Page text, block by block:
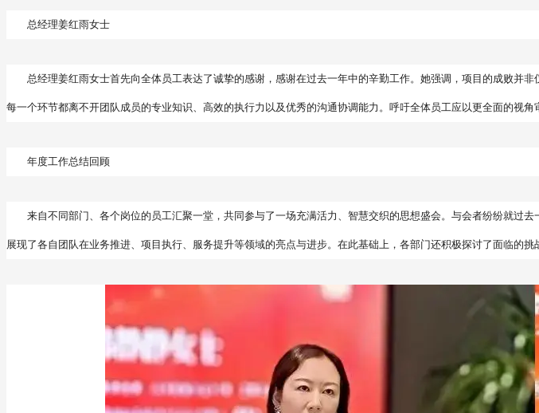
总经理姜红雨女士
总经理姜红雨女士首先向全体员工表达了诚挚的感谢，感谢在过去一年中的辛勤工作。她强调，项目的成败并
每一个环节都离不开团队成员的专业知识、高效的执行力以及优秀的沟通协调能力。呼吁全体员工应以更全面的视
年度工作总结回顾
来自不同部门、各个岗位的员工汇聚一堂，共同参与了一场充满活力、智慧交织的思想盛会。与会者纷纷就过
展现了各自团队在业务推进、项目执行、服务提升等领域的亮点与进步。在此基础上，各部门还积极探讨了面临的